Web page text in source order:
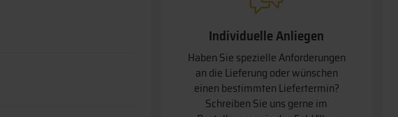
Individuelle Anliegen
Haben Sie spezielle Anforderungen
an die Lieferung oder wünschen
einen bestimmten Liefertermin
Schreiben Sie uns gerne im